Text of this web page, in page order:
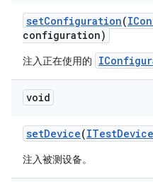
setConfiguration(
configuration)
注入正在使用的
void
setDevice(ITestDevice
注入被测设备。